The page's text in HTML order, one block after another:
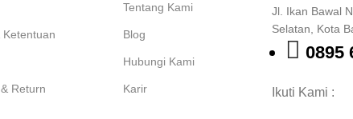
Ketentuan
Return
Tentang Kami
Blog
Hubungi Kami
Karir
Jl. Ikan Bawal
Selatan, Kota
0895
Ikuti Kami :